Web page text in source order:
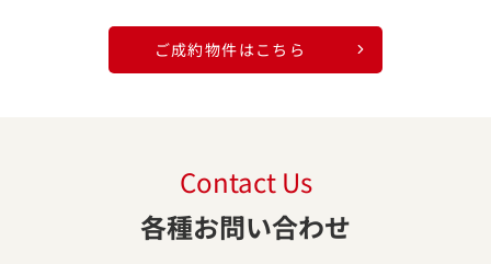
ご成約物件はこちら
Contact Us
各種お問い合わせ